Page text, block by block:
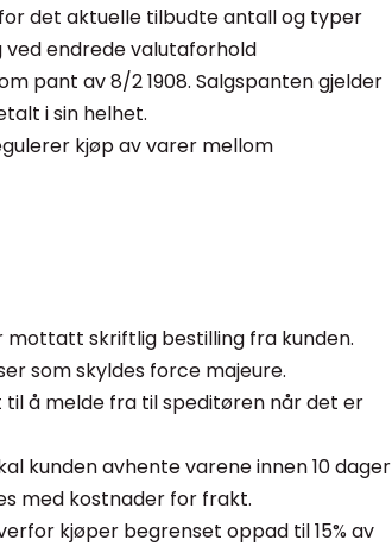
det aktuelle tilbudte antall og typer
ved endrede valutaforhold
pant av 8/2 1908. Salgspanten gjelder
i sin helhet.
kjøp av varer mellom
mottatt skriftlig bestilling fra kunden.
som skyldes force majeure.
å melde fra til speditøren når det er
kunden avhente varene innen 10 dager
med kostnader for frakt.
kjøper begrenset oppad til 15% av